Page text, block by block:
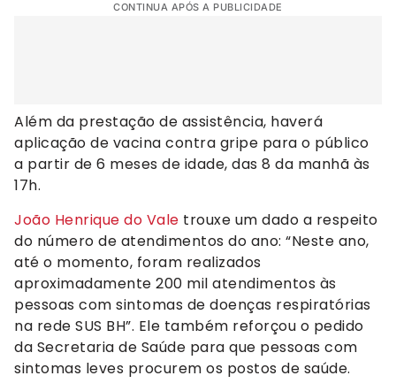
CONTINUA APÓS A PUBLICIDADE
Além da prestação de assistência, haverá
aplicação de vacina contra gripe para o público
a partir de 6 meses de idade, das 8 da manhã às
17h.
João Henrique do Vale trouxe um dado a respeito
do número de atendimentos do ano: “Neste ano,
até o momento, foram realizados
aproximadamente 200 mil atendimentos às
pessoas com sintomas de doenças respiratórias
na rede SUS BH”. Ele também reforçou o pedido
da Secretaria de Saúde para que pessoas com
sintomas leves procurem os postos de saúde.